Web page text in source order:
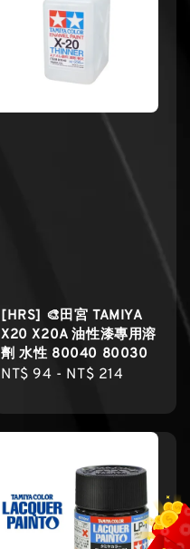
[HRS] 🎨田宮 TAMIYA
X20 X20A 油性漆專用溶
劑 水性 80040 80030
Regular
NT$ 94 - NT$ 214